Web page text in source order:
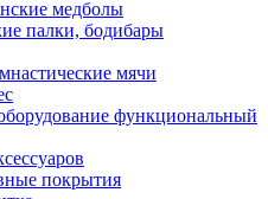
медболы
палки, бодибары
мячи
функциональный
покрытия